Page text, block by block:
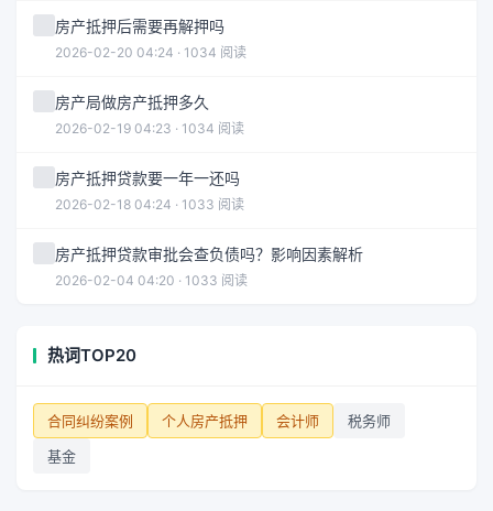
房产抵押后需要再解押吗
2026-02-20 04:24 · 1034 阅读
房产局做房产抵押多久
2026-02-19 04:23 · 1034 阅读
房产抵押贷款要一年一还吗
2026-02-18 04:24 · 1033 阅读
房产抵押贷款审批会查负债吗？影响因素解析
2026-02-04 04:20 · 1033 阅读
热词TOP20
合同纠纷案例 个人房产抵押 会计师
税务师
基金